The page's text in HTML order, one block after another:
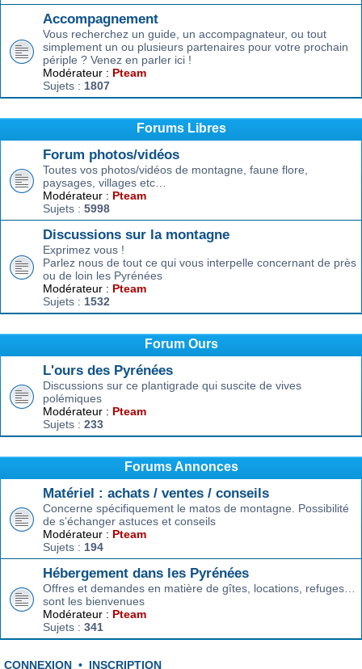
Accompagnement
Vous recherchez un guide, un accompagnateur, ou tout
simplement un ou plusieurs partenaires pour votre prochain
périple ? Venez en parler ici !
Modérateur : Pteam
Sujets : 1807
Forums Libres
Forum photos/vidéos
Toutes vos photos/vidéos de montagne, faune flore,
paysages, villages etc…
Modérateur : Pteam
Sujets : 5998
Discussions sur la montagne
Exprimez vous !
Parlez nous de tout ce qui vous interpelle concernant de près
ou de loin les Pyrénées
Modérateur : Pteam
Sujets : 1532
Forum Ours
L'ours des Pyrénées
Discussions sur ce plantigrade qui suscite de vives
polémiques
Modérateur : Pteam
Sujets : 233
Forums Annonces
Matériel : achats / ventes / conseils
Concerne spécifiquement le matos de montagne. Possibilité
de s’échanger astuces et conseils
Modérateur : Pteam
Sujets : 194
Hébergement dans les Pyrénées
Offres et demandes en matière de gîtes, locations, refuges…
sont les bienvenues
Modérateur : Pteam
Sujets : 341
CONNEXION • INSCRIPTION